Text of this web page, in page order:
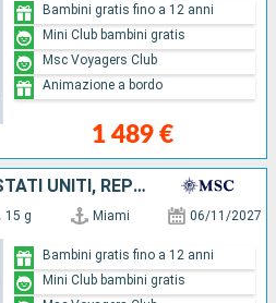
1 489 €
Bambini gratis fino a 12 anni
Mini Club bambini gratis
Msc Voyagers Club
Animazione a bordo
HONDURAS, MESSICO, STATI UNITI, REPUBBLICA DOMINICANA, PORTORICO, BAHAMAS
15 g Miami 06/11/2027
Bambini gratis fino a 12 anni
Mini Club bambini gratis